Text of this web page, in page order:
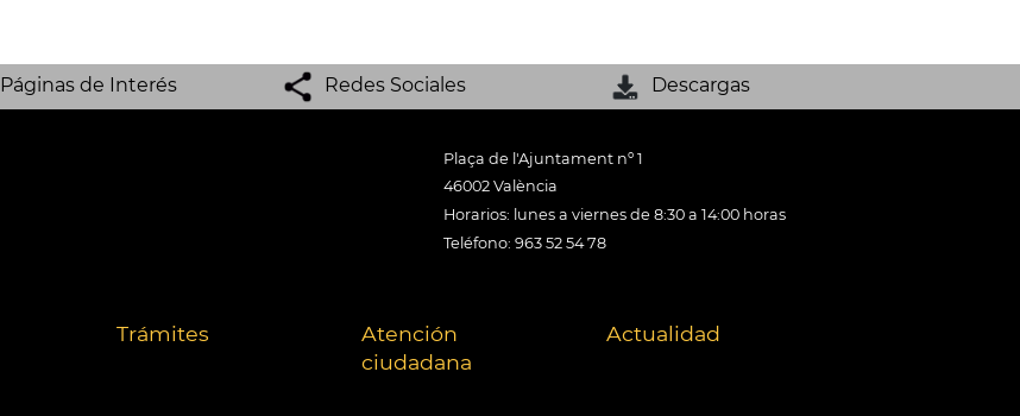
Páginas de Interés Redes Sociales Descargas
Plaça de l'Ajuntament nº 1
46002 València
Horarios: lunes a viernes de 8:30 a 14:00 horas
Teléfono: 963 52 54 78
Trámites
Atención
ciudadana
Actualidad